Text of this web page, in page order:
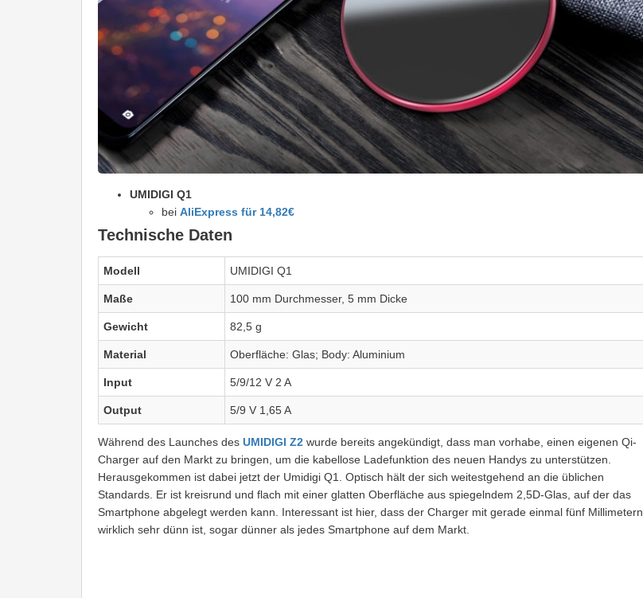
UMIDIGI Q1
bei AliExpress für 14,82€
Technische Daten
Modell UMIDIGI Q1
Maße 100 mm Durchmesser, 5 mm Dicke
Gewicht 82,5 g
Material Oberfläche: Glas; Body: Aluminium
Input 5/9/12 V 2 A
Output 5/9 V 1,65 A
Während des Launches des UMIDIGI Z2 wurde bereits angekündigt, dass man vorhabe, einen eigenen Qi-
Charger auf den Markt zu bringen, um die kabellose Ladefunktion des neuen Handys zu unterstützen.
Herausgekommen ist dabei jetzt der Umidigi Q1. Optisch hält der sich weitestgehend an die üblichen
Standards. Er ist kreisrund und flach mit einer glatten Oberfläche aus spiegelndem 2,5D-Glas, auf der das
Smartphone abgelegt werden kann. Interessant ist hier, dass der Charger mit gerade einmal fünf Millimetern
wirklich sehr dünn ist, sogar dünner als jedes Smartphone auf dem Markt.